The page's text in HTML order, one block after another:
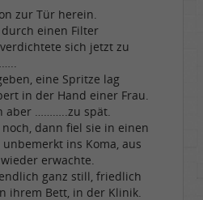
zur Tür herein.
einen Filter
sich jetzt zu
eine Spritze lag
in der Hand einer Frau.
aber ………..zu spät.
dann fiel sie in einen
ins Koma, aus
erwachte.
ganz still, friedlich
ihrem Bett, in der Klinik.